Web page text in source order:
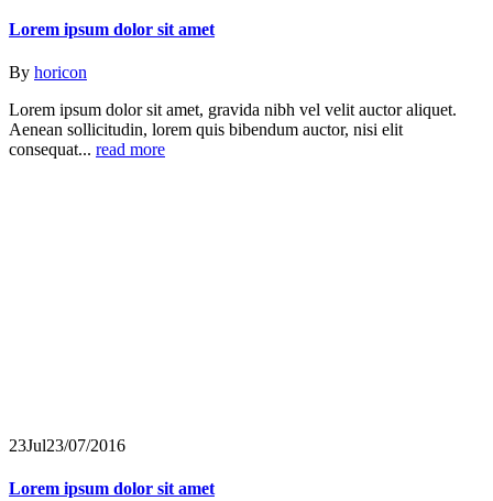
Lorem ipsum dolor sit amet
By horicon
Lorem ipsum dolor sit amet, gravida nibh vel velit auctor aliquet.
Aenean sollicitudin, lorem quis bibendum auctor, nisi elit
consequat... read more
23Jul23/07/2016
Lorem ipsum dolor sit amet